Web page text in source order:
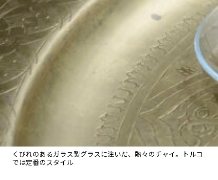
くびれのあるガラス製グラスに注いだ、熱々のチャイ。トルコ
では定番のスタイル